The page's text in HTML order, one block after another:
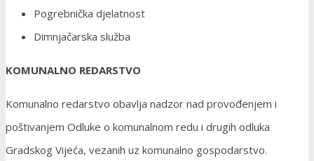
Pogrebnička djelatnost
Dimnjačarska služba
KOMUNALNO REDARSTVO
Komunalno redarstvo obavlja nadzor nad provođenjem i
poštivanjem Odluke o komunalnom redu i drugih odluka
Gradskog Vijeća, vezanih uz komunalno gospodarstvo.